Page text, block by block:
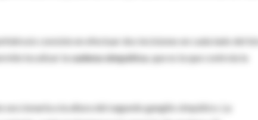
consiste en efectuar dos incisiones en cada lado del
localizar lacadena simpática, que es la que controla la
a la altura del segundo ganglio simpático. La